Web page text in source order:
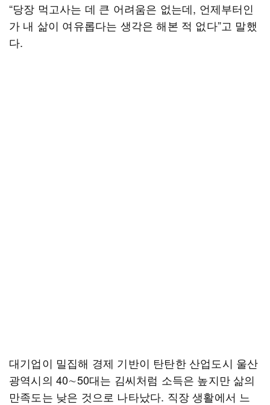
“당장 먹고사는 데 큰 어려움은 없는데, 언제부터인
가 내 삶이 여유롭다는 생각은 해본 적 없다”고 말했
다.
대기업이 밀집해 경제 기반이 탄탄한 산업도시 울산
광역시의 40∼50대는 김씨처럼 소득은 높지만 삶의
만족도는 낮은 것으로 나타났다. 직장 생활에서 느